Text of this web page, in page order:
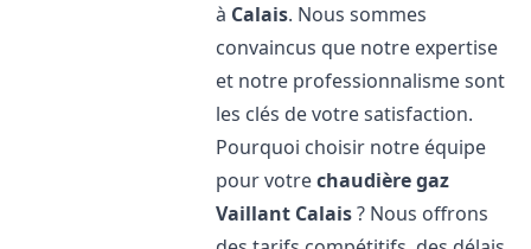
à Calais. Nous sommes
convaincus que notre expertise
et notre professionnalisme sont
les clés de votre satisfaction.
Pourquoi choisir notre équipe
pour votrechaudière gaz
Vaillant Calais? Nous offrons